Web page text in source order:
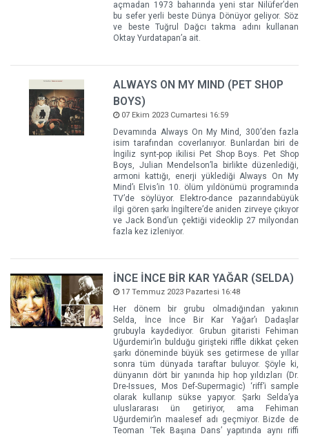
açmadan 1973 baharında yeni star Nilüfer’den
bu sefer yerli beste Dünya Dönüyor geliyor. Söz
ve beste Tuğrul Dağcı takma adını kullanan
Oktay Yurdatapan’a ait.
ALWAYS ON MY MIND (PET SHOP
BOYS)
07 Ekim 2023 Cumartesi 16:59
Devamında Always On My Mind, 300’den fazla
isim tarafından coverlanıyor. Bunlardan biri de
İngiliz synt-pop ikilisi Pet Shop Boys. Pet Shop
Boys, Julian Mendelson’la birlikte düzenlediği,
armoni kattığı, enerji yüklediği Always On My
Mind’ı Elvis’in 10. ölüm yıldönümü programında
TV’de söylüyor. Elektro-dance pazarındabüyük
ilgi gören şarkı İngiltere’de aniden zirveye çıkıyor
ve Jack Bond’un çektiği videoklip 27 milyondan
fazla kez izleniyor.
İNCE İNCE BİR KAR YAĞAR (SELDA)
17 Temmuz 2023 Pazartesi 16:48
Her dönem bir grubu olmadığından yakının
Selda, İnce İnce Bir Kar Yağar’ı Dadaşlar
grubuyla kaydediyor. Grubun gitaristi Fehiman
Uğurdemir’in bulduğu girişteki riffle dikkat çeken
şarkı döneminde büyük ses getirmese de yıllar
sonra tüm dünyada taraftar buluyor. Şöyle ki,
dünyanın dört bir yanında hip hop yıldızları (Dr.
Dre-Issues, Mos Def-Supermagic) ‘riff’i sample
olarak kullanıp sükse yapıyor. Şarkı Selda’ya
uluslararası ün getiriyor, ama Fehiman
Uğurdemir’in maalesef adı geçmiyor. Bizde de
Teoman ‘Tek Başına Dans’ yapıtında aynı riffi